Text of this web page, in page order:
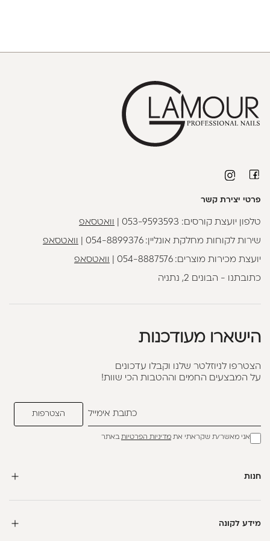
פרטי יצירת קשר
טלפון יועצת קורסים: 053-9593593 וואטסאפ
שירות לקוחות מחלקת אונליין:054-8899376 וואטסאפ
יועצת מכירות מוצרים:054-8887576 וואטסאפ
כתובתנו - הבונים 2, נתניה
הישארו מעודכנות
הצטרפו לניוזלטר שלנו וקבלו עדכונים
על המבצעים החמים וההטבות הכי שוות!
אני מאשר/ת שקראתי את מדיניות הפרטיותבאתר
חנות
מידע לקונה